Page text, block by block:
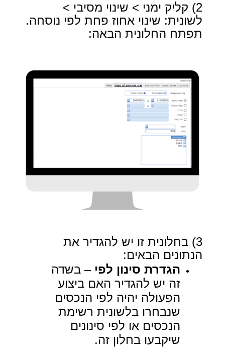
2) קליק ימני > שינוי מסיבי >
לשונית: שינוי אחוז פחת לפי נוסחה.
תפתח החלונית הבאה:
3) בחלונית זו יש להגדיר את
הנתונים הבאים:
הגדרת סינון לפי – בשדה
זה יש להגדיר האם ביצוע
הפעולה יהיה לפי הנכסים
שנבחרו בלשונית רשימת
הנכסים או לפי סינונים
שיקבעו בחלון זה.